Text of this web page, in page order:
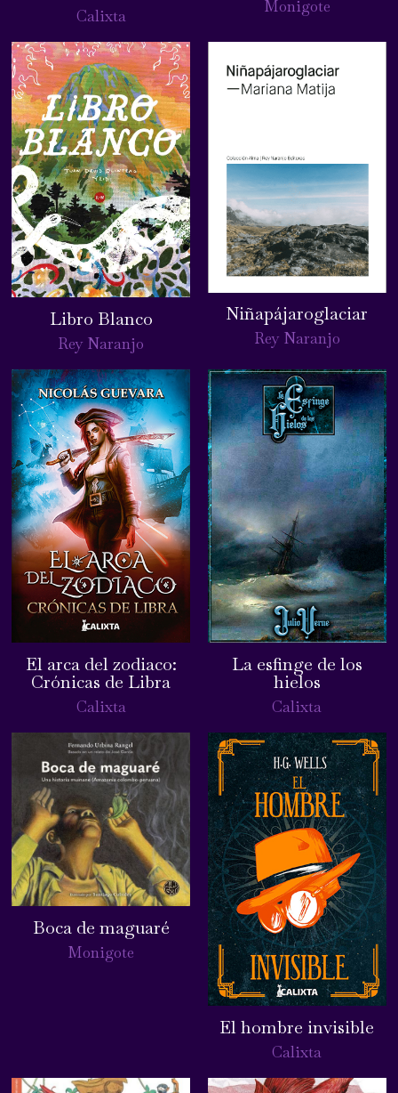
Calixta
Monigote
Libro Blanco
Rey Naranjo
Niñapájaroglaciar
Rey Naranjo
El arca del zodiaco:
Crónicas de Libra
Calixta
La esfinge de los
hielos
Calixta
Boca de maguaré
Monigote
El hombre invisible
Calixta